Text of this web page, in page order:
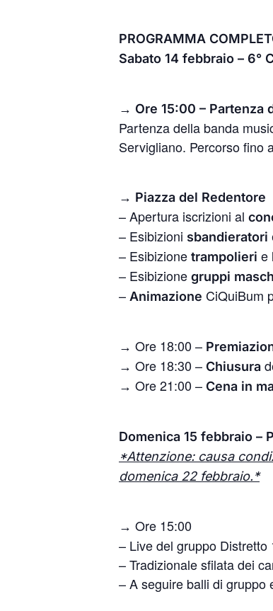
PROGRAMMA
Sabato 14 febbraio – 6°
→ Ore 15:00 – Partenza
Partenza della banda
Servigliano. Percorso fino
→ Piazza del Redentore
– Apertura iscrizioni al
– Esibizioni sbandieratori
– Esibizione trampolieri e
– Esibizione gruppi
– Animazione CiQuiBum
→ Ore 18:00 –
→ Ore 18:30 – Chiusura
→ Ore 21:00 – Cena in
Domenica 15 febbraio –
*Attenzione: causa
domenica 22 febbraio.*
→ Ore 15:00
– Live del gruppo
– Tradizionale sfilata dei
– A seguire balli di gruppo